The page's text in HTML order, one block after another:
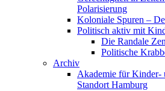
Polarisierung
Koloniale Spuren –
Politisch aktiv mit
Die Randale
Politische
Archiv
Akademie für Kinder-
Standort Hamburg